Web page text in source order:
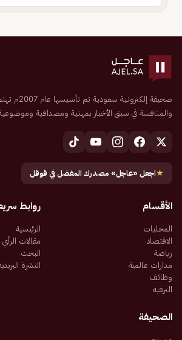
صحيفة
والمنافسة في سبق الأخبار بمهنية ومصداقية
★اجعل «عاجل» مصدرك المفضل في قوقل
الأقسام
المحليات
الاقتصاد
رياضة
مدارات عالمية
وظائف
الترفيه
روابط
الرئيسية
مقالات الرأي
البحث
النشرة
الصحيفة